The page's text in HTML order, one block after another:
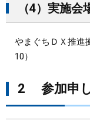
（4）実施会
やまぐちＤＸ推進
10）
2 参加申